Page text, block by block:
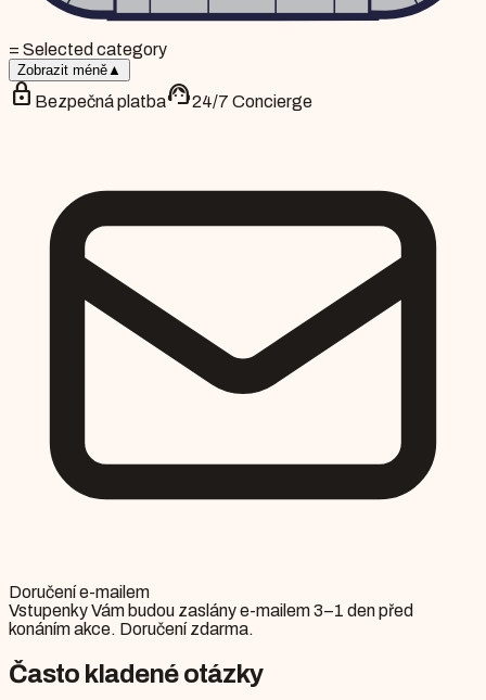
= Selected category
Zobrazit méně ▲
lock Bezpečná platbasupport_agent24/7 Concierge
Doručení e-mailem
Vstupenky Vám budou zaslány e-mailem 3–1 den před
konáním akce. Doručení zdarma.
Často kladené otázky